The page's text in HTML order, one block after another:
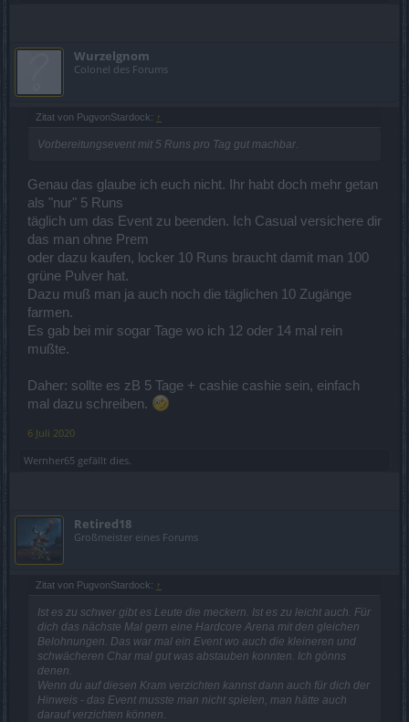
Wurzelgnom
Colonel des Forums
Zitat von PugvonStardock: ↑
Vorbereitungsevent mit 5 Runs pro Tag gut machbar.
Genau das glaube ich euch nicht. Ihr habt doch mehr getan
als "nur" 5 Runs
täglich um das Event zu beenden. Ich Casual versichere dir
das man ohne Prem
oder dazu kaufen, locker 10 Runs braucht damit man 100
grüne Pulver hat.
Dazu muß man ja auch noch die täglichen 10 Zugänge
farmen.
Es gab bei mir sogar Tage wo ich 12 oder 14 mal rein
mußte.
Daher: sollte es zB 5 Tage + cashie cashie sein, einfach
mal dazu schreiben.
6 Juli 2020
Wernher65 gefällt dies.
Retired18
Großmeister eines Forums
Zitat von PugvonStardock: ↑
Ist es zu schwer gibt es Leute die meckern. Ist es zu leicht auch. Für
dich das nächste Mal gern eine Hardcore Arena mit den gleichen
Belohnungen. Das war mal ein Event wo auch die kleineren und
schwächeren Char mal gut was abstauben konnten. Ich gönns
denen.
Wenn du auf diesen Kram verzichten kannst dann auch für dich der
Hinweis - das Event musste man nicht spielen, man hätte auch
darauf verzichten können.